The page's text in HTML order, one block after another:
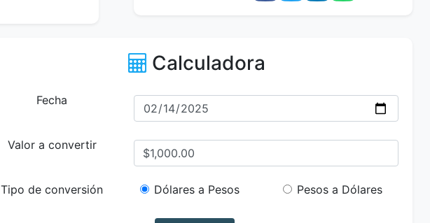
Calculadora
Fecha
Valor a convertir
Tipo de conversión Dólares a Pesos Pesos a Dólares